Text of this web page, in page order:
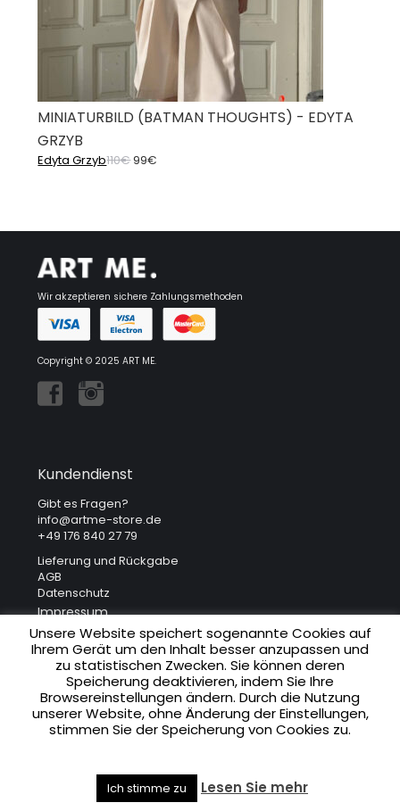
MINIATURBILD (BATMAN THOUGHTS) - EDYTA
GRZYB
Edyta Grzyb110€Ursprünglicher
99€
Wir akzeptieren sichere Zahlungsmethoden
Copyright © 2025 ART ME.
Kundendienst
Gibt es Fragen?
info@artme-store.de
+49 176 840 27 79
Lieferung und Rückgabe
AGB
Datenschutz
Impressum
Unsere Adresse
ART ME. Art Gallery
Krakowska 41
31-066 Krakau (Polen)
Unsere Website speichert sogenannte Cookies auf
Ihrem Gerät um den Inhalt besser anzupassen und
zu statistischen Zwecken. Sie können deren
Speicherung deaktivieren, indem Sie Ihre
Browsereinstellungen ändern. Durch die Nutzung
unserer Website, ohne Änderung der Einstellungen,
stimmen Sie der Speicherung von Cookies zu.
Ich stimme zu Lesen Sie mehr